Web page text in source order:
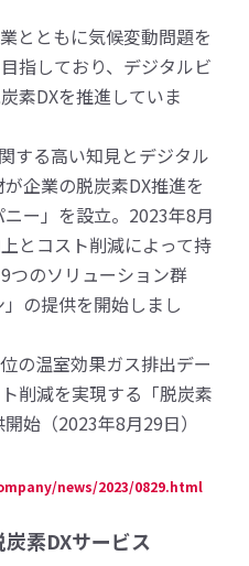
とともに気候変動問題を
指しており、デジタルビ
素DXを推進していま
する高い知見とデジタル
企業の脱炭素DX推進を
ー」を設立。2023年8月
とコスト削減によって持
つのソリューション群
」の提供を開始しまし
の温室効果ガス排出デー
削減を実現する「脱炭素
始（2023年8月29日）
news/2023/0829.html
素DXサービス